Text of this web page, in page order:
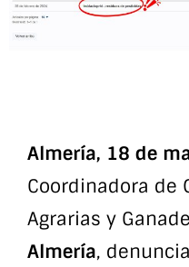
Almería, 18 de
Coordinadora de
Agrarias y
Almería,